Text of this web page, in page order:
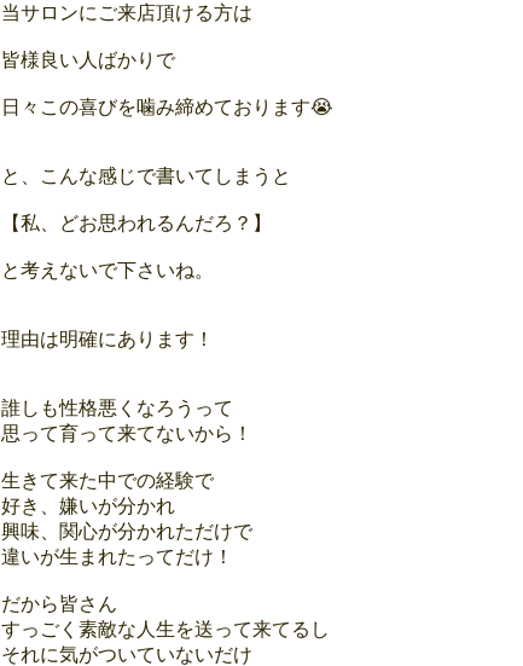
当サロンにご来店頂ける方は
皆様良い人ばかりで
日々この喜びを噛み締めております😭
と、こんな感じで書いてしまうと
【私、どお思われるんだろ？】
と考えないで下さいね。
理由は明確にあります！
誰しも性格悪くなろうって
思って育って来てないから！
生きて来た中での経験で
好き、嫌いが分かれ
興味、関心が分かれただけで
違いが生まれたってだけ！
だから皆さん
すっごく素敵な人生を送って来てるし
それに気がついていないだけ